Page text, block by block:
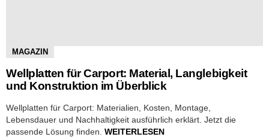
MAGAZIN
Wellplatten für Carport: Material, Langlebigkeit
und Konstruktion im Überblick
Wellplatten für Carport: Materialien, Kosten, Montage,
Lebensdauer und Nachhaltigkeit ausführlich erklärt. Jetzt die
passende Lösung finden. WEITERLESEN